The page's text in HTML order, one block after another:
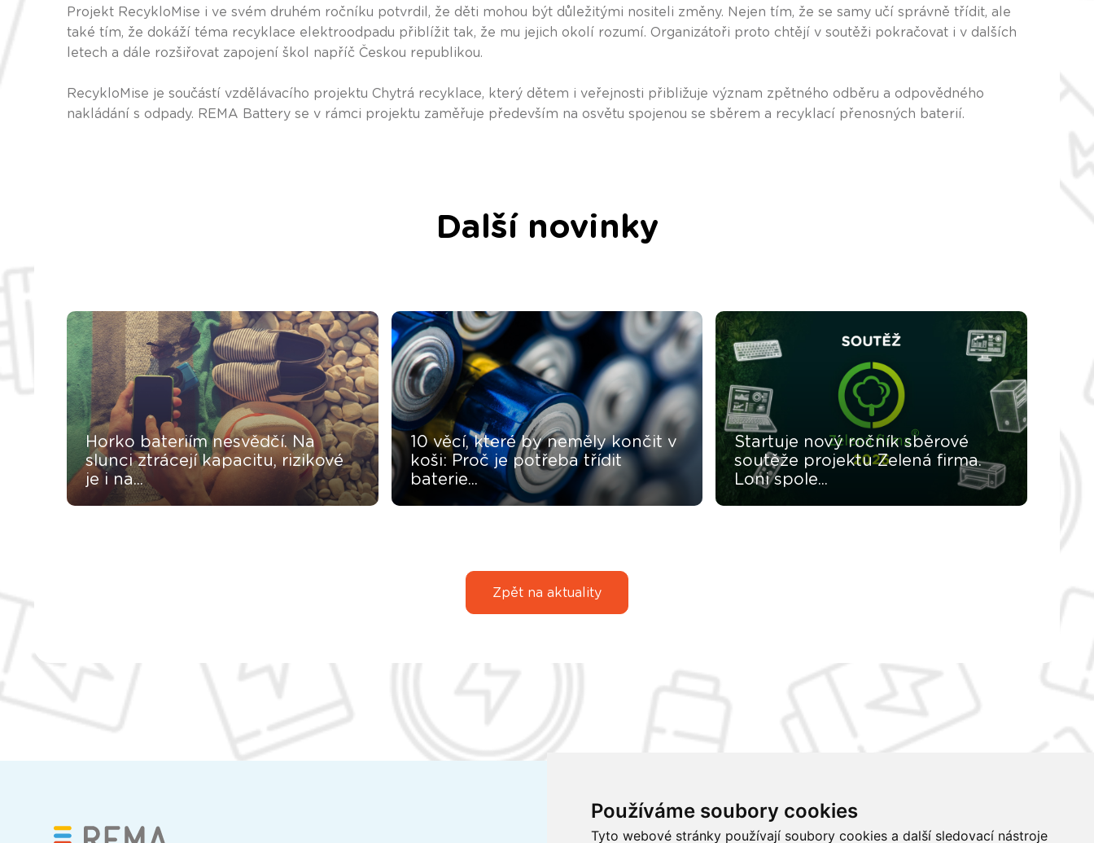
Používáme soubory cookies
Tyto webové stránky používají soubory cookies a další sledovací nástroje
Projekt RecykloMise i ve svém druhém ročníku potvrdil, že děti mohou být důležitými nositeli změny. Nejen tím, že se samy učí správně třídit, ale
také tím, že dokáží téma recyklace elektroodpadu přiblížit tak, že mu jejich okolí rozumí. Organizátoři proto chtějí v soutěži pokračovat i v dalších
letech a dále rozšiřovat zapojení škol napříč Českou republikou.
RecykloMise je součástí vzdělávacího projektu Chytrá recyklace, který dětem i veřejnosti přibližuje význam zpětného odběru a odpovědného
nakládání s odpady. REMA Battery se v rámci projektu zaměřuje především na osvětu spojenou se sběrem a recyklací přenosných baterií.
Další novinky
Horko bateriím nesvědčí. Na
slunci ztrácejí kapacitu, rizikové
je i na...
10 věcí, které by neměly končit v
koši: Proč je potřeba třídit
baterie...
Startuje nový ročník sběrové
soutěže projektu Zelená firma.
Loni spole...
Zpět na aktuality
Certifikáty ISO Buďme ve spojení